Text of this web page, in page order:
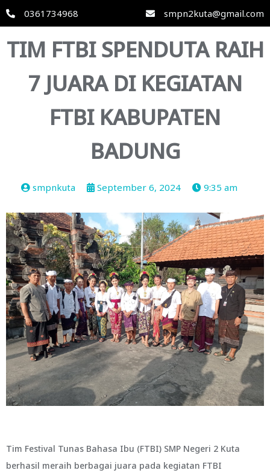
0361734968 smpn2kuta@gmail.com
TIM FTBI SPENDUTA RAIH
7 JUARA DI KEGIATAN
FTBI KABUPATEN
BADUNG
smpnkuta September 6, 2024 9:35 am
Tim Festival Tunas Bahasa Ibu (FTBI) SMP Negeri 2 Kuta
berhasil meraih berbagai juara pada kegiatan FTBI